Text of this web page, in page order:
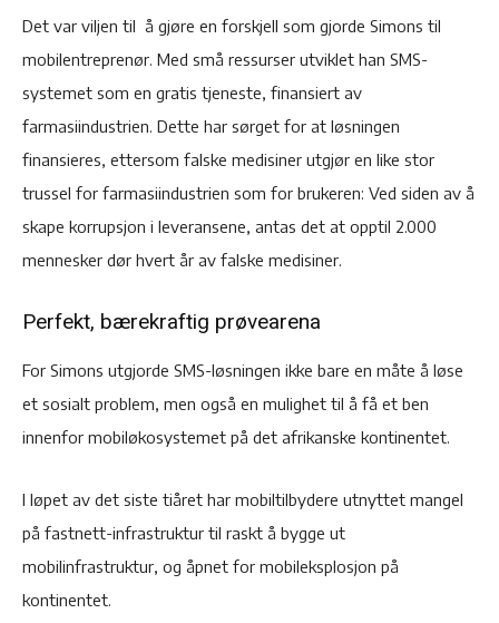
Det var viljen til å gjøre en forskjell som gjorde Simons til
mobilentreprenør. Med små ressurser utviklet han SMS-
systemet som en gratis tjeneste, finansiert av
farmasiindustrien. Dette har sørget for at løsningen
finansieres, ettersom falske medisiner utgjør en like stor
trussel for farmasiindustrien som for brukeren: Ved siden av å
skape korrupsjon i leveransene, antas det at opptil 2.000
mennesker dør hvert år av falske medisiner.
Perfekt, bærekraftig prøvearena
For Simons utgjorde SMS-løsningen ikke bare en måte å løse
et sosialt problem, men også en mulighet til å få et ben
innenfor mobiløkosystemet på det afrikanske kontinentet.
I løpet av det siste tiåret har mobiltilbydere utnyttet mangel
på fastnett-infrastruktur til raskt å bygge ut
mobilinfrastruktur, og åpnet for mobileksplosjon på
kontinentet.